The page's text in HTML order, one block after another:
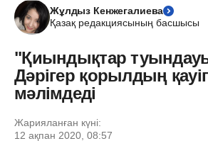
Жұлдыз Кенжегалиева
Қазақ редакциясының басшысы
"Қиындықтар
Дәрігер қорылдың
мәлімдеді
Жарияланған күні:
12 ақпан 2020, 08:57